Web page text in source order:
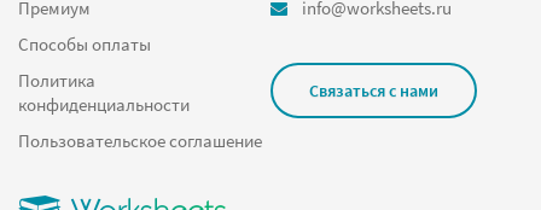
Премиум
Способы оплаты
Политика
конфиденциальности
Пользовательское соглашение
info@worksheets.ru
Связаться с нами